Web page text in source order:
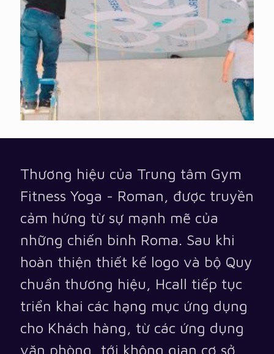
Thương hiệu của Trung tâm Gym
Fitness Yoga - Roman, được truyền
cảm hứng từ sự mạnh mẽ của
những chiến binh Roma. Sau khi
hoàn thiện thiết kế logo và bộ Quy
chuẩn thương hiệu, Hcall tiếp tục
triển khai các hạng mục ứng dụng
cho Khách hàng, từ các ứng dụng
văn phòng, tới không gian cơ sở